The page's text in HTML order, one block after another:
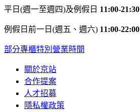
平日(週一至週四)及例假日 11:00-21:30
例假日前一日(週五、週六) 11:00-22:00
部分專櫃特別營業時間
關於京站
合作提案
人才招募
隱私權政策